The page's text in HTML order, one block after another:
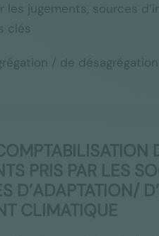
les jugements, sources
clés
/ de
PRIS PAR LES
D’ADAPTATION/
CLIMATIQUE